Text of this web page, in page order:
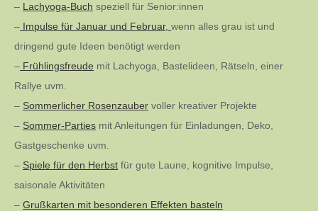
– Lachyoga-Buch speziell für Senior:innen
– Impulse für Januar und Februar, wenn alles grau ist und
dringend gute Ideen benötigt werden
– Frühlingsfreude mit Lachyoga, Bastelideen, Rätseln, einer
Rallye uvm.
– Sommerlicher Rosenzauber voller kreativer Projekte
– Sommer-Parties mit Anleitungen für Einladungen, Deko,
Gastgeschenke uvm.
– Spiele für den Herbst für gute Laune, kognitive Impulse,
saisonale Aktivitäten
– Grußkarten mit besonderen Effekten basteln